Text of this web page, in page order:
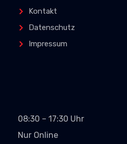
Kontakt
Datenschutz
Impressum
08:30 – 17:30 Uhr
Nur Online